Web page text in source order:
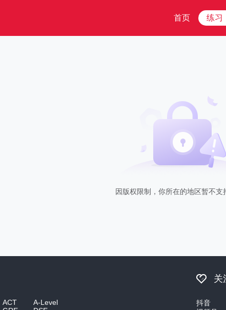
首页 练习
因版权限制，你所在的地区暂不支
ACT
A-Level
关
抖音